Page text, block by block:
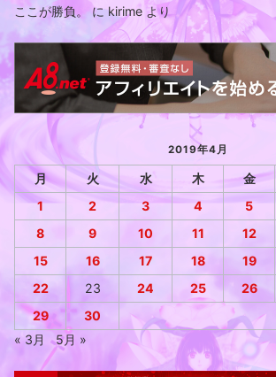
ここが勝負。にkirime より
2019年4月
月 火 水 木 金
1
2 3 4 5
8
9 10 11 12
15
16 17 18 19
22
23 24 25 26
29
30
« 3月
5月 »